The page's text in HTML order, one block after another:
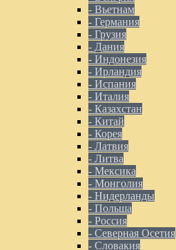
- Вьетнам
- Германия
- Грузия
- Дания
- Индонезия
- Ирландия
- Испания
- Италия
- Казахстан
- Китай
- Корея
- Латвия
- Литва
- Мексика
- Монголия
- Нидерланды
- Польша
- Россия
- Северная Осетия
- Словакия